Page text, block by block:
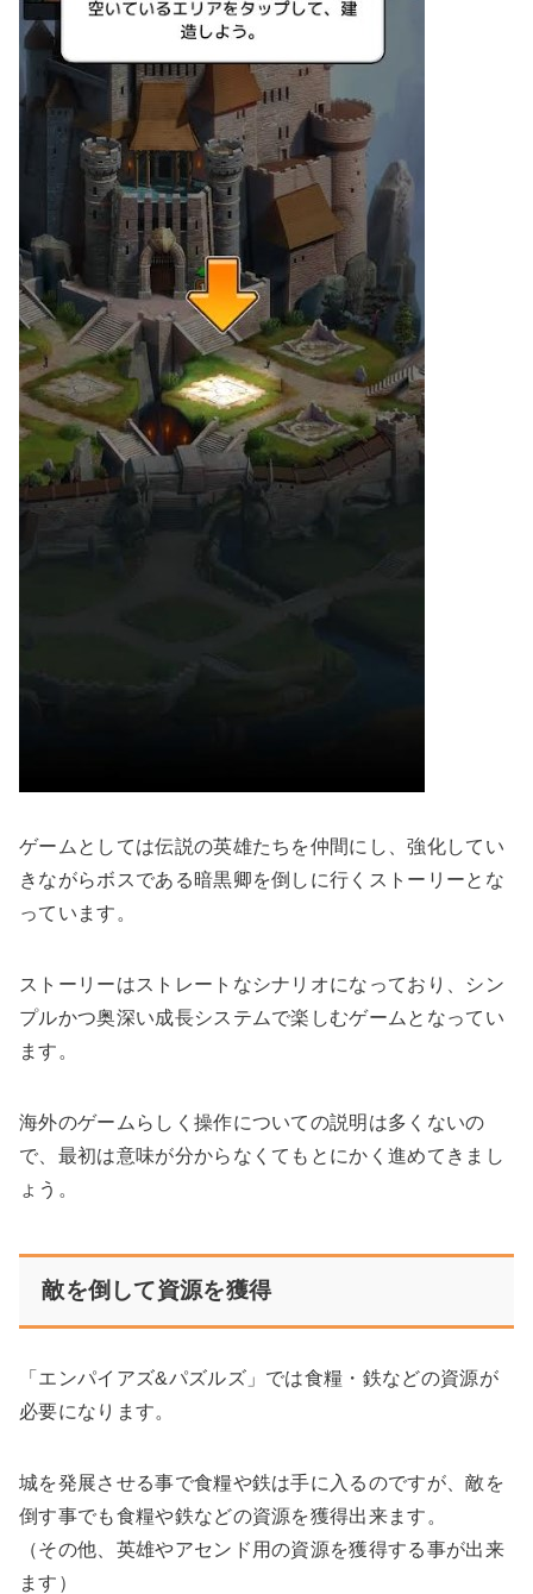
ゲームとしては伝説の英雄たちを仲間にし、強化してい
きながらボスである暗黒卿を倒しに行くストーリーとな
っています。
ストーリーはストレートなシナリオになっており、シン
プルかつ奥深い成長システムで楽しむゲームとなってい
ます。
海外のゲームらしく操作についての説明は多くないの
で、最初は意味が分からなくてもとにかく進めてきまし
ょう。
敵を倒して資源を獲得
「エンパイアズ&パズルズ」では食糧・鉄などの資源が
必要になります。
城を発展させる事で食糧や鉄は手に入るのですが、敵を
倒す事でも食糧や鉄などの資源を獲得出来ます。
（その他、英雄やアセンド用の資源を獲得する事が出来
ます）